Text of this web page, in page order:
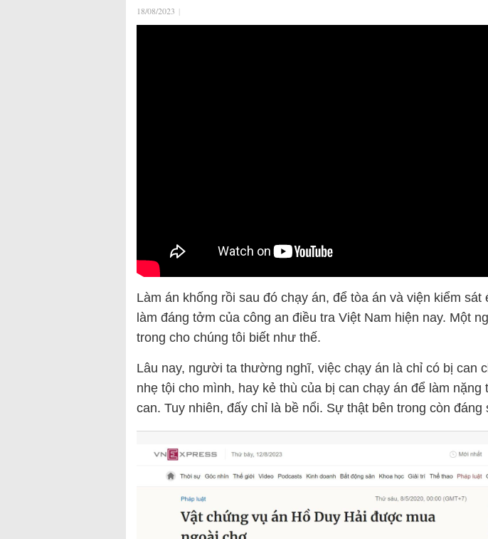
18/08/2023 |
Làm án khống rồi sau đó chạy án, để tòa án và viện kiểm sát
làm đáng tởm của công an điều tra Việt Nam hiện nay. Một
trong cho chúng tôi biết như thế.
Lâu nay, người ta thường nghĩ, việc chạy án là chỉ có bị can
nhẹ tội cho mình, hay kẻ thù của bị can chạy án để làm nặng
can. Tuy nhiên, đấy chỉ là bề nổi. Sự thật bên trong còn